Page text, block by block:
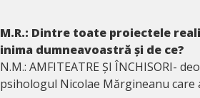
M.R.: Dintre toate proiectele
inima dumneavoastră și de ce?
N.M.: AMFITEATRE ȘI ÎNCHISORI-
psihologul Nicolae Mărgineanu